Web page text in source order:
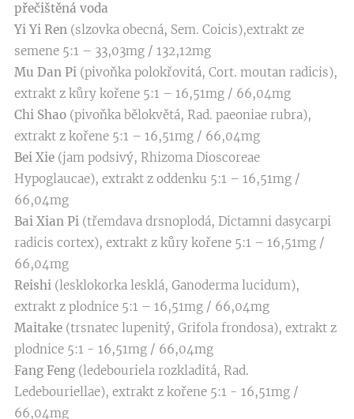
přečištěná voda
Yi Yi Ren (slzovka obecná, Sem. Coicis),extrakt ze
semene 5:1 – 33,03mg / 132,12mg
Mu Dan Pi (pivoňka polokřovitá, Cort. moutan radicis),
extrakt z kůry kořene 5:1 – 16,51mg / 66,04mg
Chi Shao (pivoňka bělokvětá, Rad. paeoniae rubra),
extrakt z kořene 5:1 – 16,51mg / 66,04mg
Bei Xie (jam podsivý, Rhizoma Dioscoreae
Hypoglaucae), extrakt z oddenku 5:1 – 16,51mg /
66,04mg
Bai Xian Pi (třemdava drsnoplodá, Dictamni dasycarpi
radicis cortex), extrakt z kůry kořene 5:1 – 16,51mg /
66,04mg
Reishi (lesklokorka lesklá, Ganoderma lucidum),
extrakt z plodnice 5:1 – 16,51mg / 66,04mg
Maitake (trsnatec lupenitý, Grifola frondosa), extrakt z
plodnice 5:1 - 16,51mg / 66,04mg
Fang Feng (ledebouriela rozkladitá, Rad.
Ledebouriellae), extrakt z kořene 5:1 - 16,51mg /
66,04mg